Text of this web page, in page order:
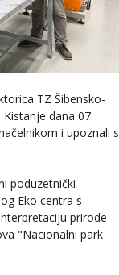
TZ Šibensko-
dana 07.
i upoznali s
poduzetnički
Eko centra s
prirode
"Nacionalni park